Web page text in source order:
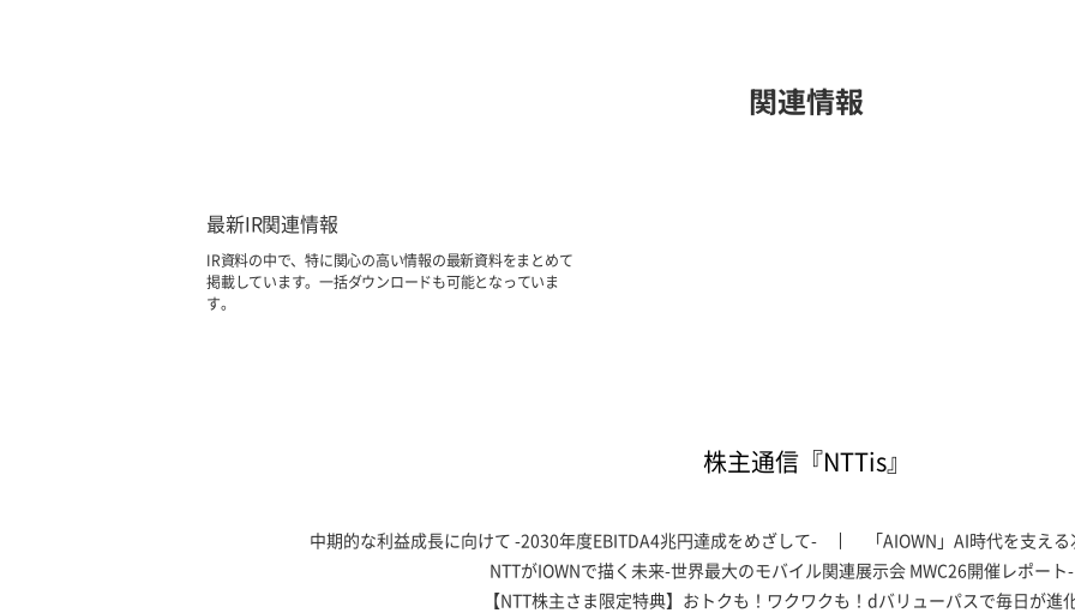
関連情報
最新IR関連情報
IR資料の中で、特に関心の高い情報の最新資料をまとめて
掲載しています。一括ダウンロードも可能となっていま
す。
株主通信『NTTis』
中期的な利益成長に向けて -2030年度EBITDA4兆円達成をめざして-
「AIOWN」AI時代を支え
NTTがIOWNで描く未来-世界最大のモバイル関連展示会 MWC26開催レポート-
【NTT株主さま限定特典】おトクも！ワクワクも！dバリューパスで毎日が進